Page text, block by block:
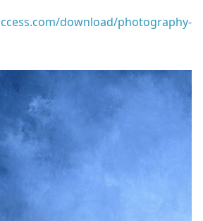
download/photography-